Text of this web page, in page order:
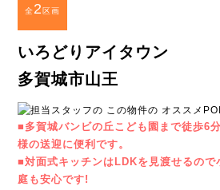
全2区画
いろどりアイタウン
多賀城市山王
■多賀城バンビの丘こども園まで徒歩6
様の送迎に便利です。
■対面式キッチンはLDKを見渡せるので
庭も安心です!